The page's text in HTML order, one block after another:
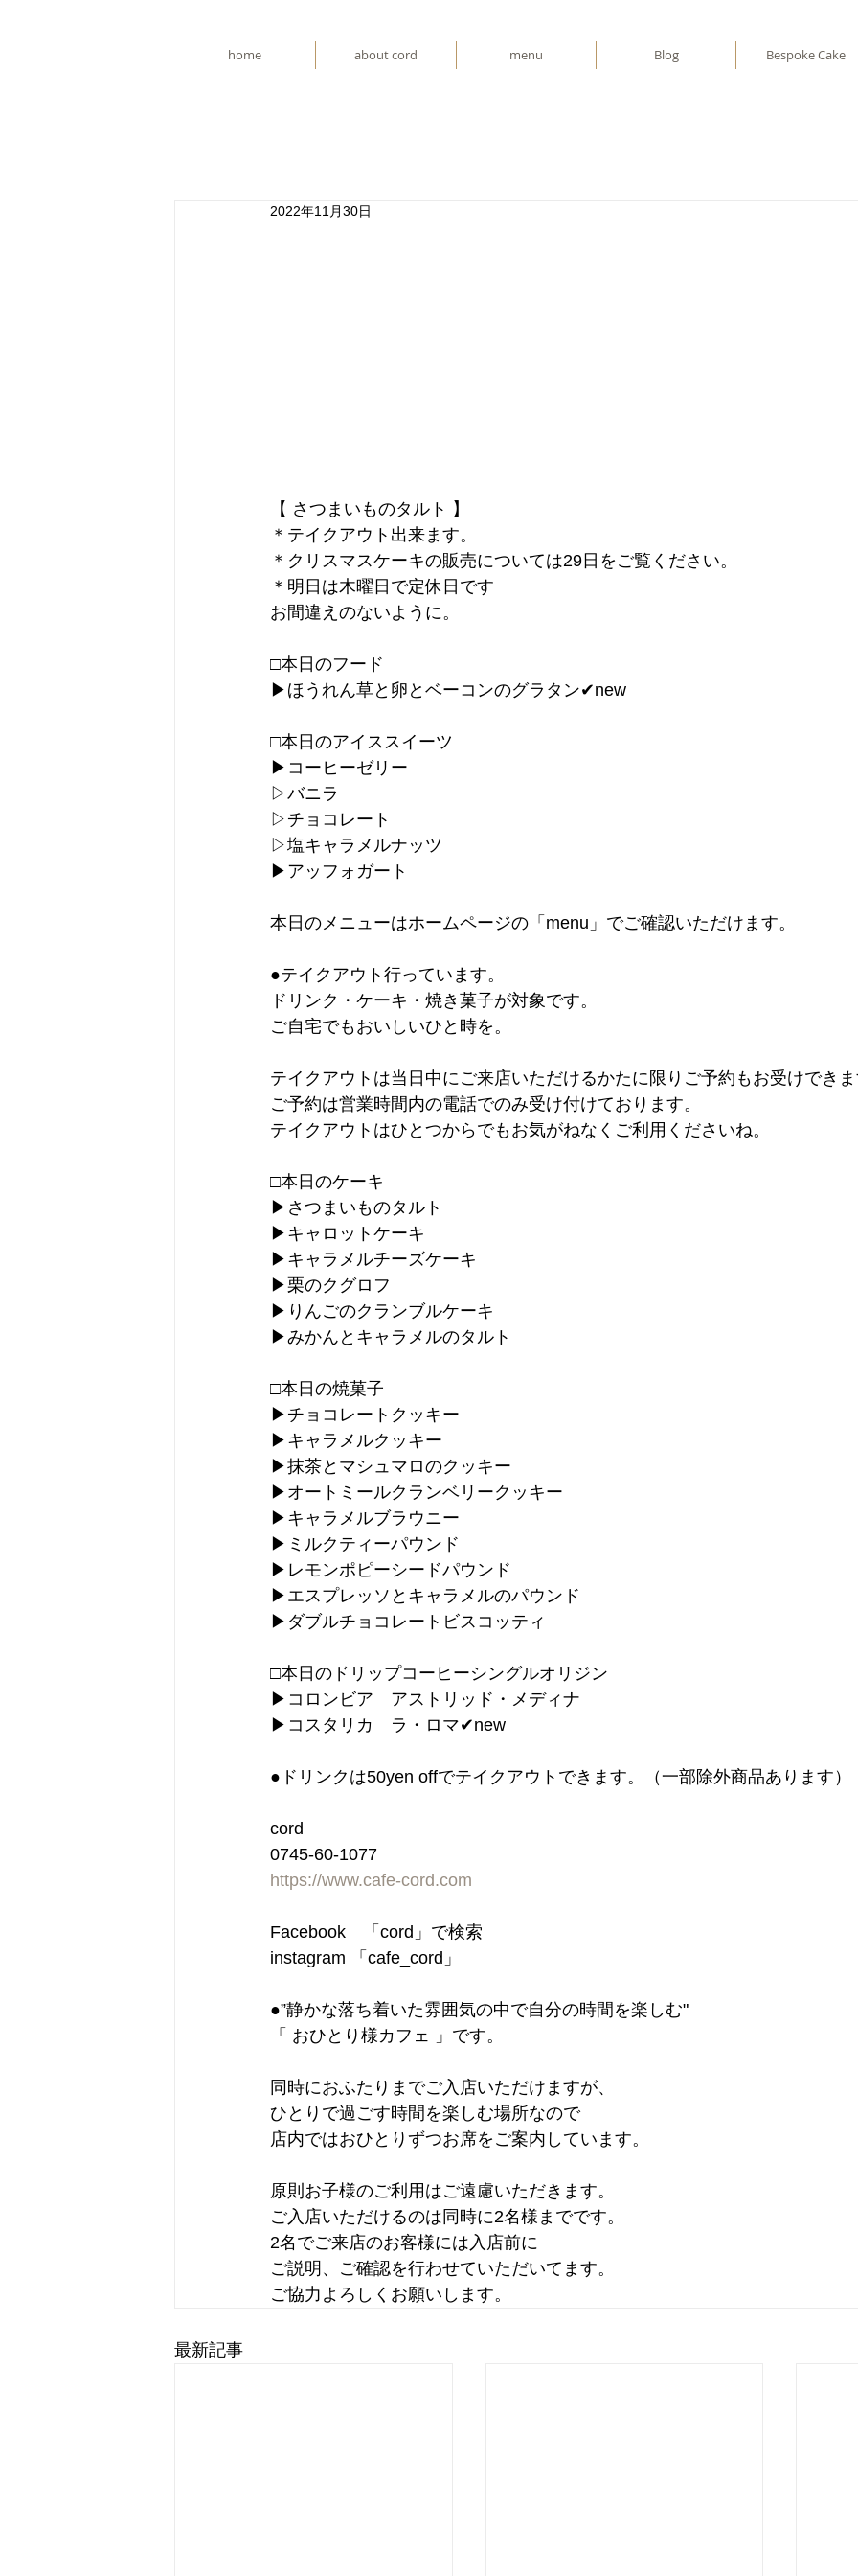
home about cord menu Blog Bespoke Cake
2022年11月30日
【 さつまいものタルト 】
＊テイクアウト出来ます。
＊クリスマスケーキの販売については29日をご覧ください。
＊明日は木曜日で定休日です
お間違えのないように。
□本日のフード
▶︎ほうれん草と卵とベーコンのグラタン✔︎new
□本日のアイススイーツ
▶︎コーヒーゼリー
▷バニラ
▷チョコレート
▷塩キャラメルナッツ
▶︎アッフォガート
本日のメニューはホームページの「menu」でご確認いただけます。
●テイクアウト行っています。
ドリンク・ケーキ・焼き菓子が対象です。
ご自宅でもおいしいひと時を。
テイクアウトは当日中にご来店いただけるかたに限りご予約もお受けでき
ご予約は営業時間内の電話でのみ受け付けております。
テイクアウトはひとつからでもお気がねなくご利用くださいね。
□本日のケーキ
▶︎さつまいものタルト
▶︎キャロットケーキ
▶︎キャラメルチーズケーキ
▶︎栗のクグロフ
▶︎りんごのクランブルケーキ
▶︎みかんとキャラメルのタルト
□本日の焼菓子
▶︎チョコレートクッキー
▶︎キャラメルクッキー
▶︎抹茶とマシュマロのクッキー
▶︎オートミールクランベリークッキー
▶︎キャラメルブラウニー
▶︎ミルクティーパウンド
▶︎レモンポピーシードパウンド
▶︎エスプレッソとキャラメルのパウンド
▶︎ダブルチョコレートビスコッティ
□本日のドリップコーヒーシングルオリジン
▶︎コロンビア　アストリッド・メディナ
▶︎コスタリカ　ラ・ロマ✔︎new
●ドリンクは50yen offでテイクアウトできます。（一部除外商品あります）
cord
0745-60-1077
https://www.cafe-cord.com
Facebook　「cord」で検索
instagram 「cafe_cord」
●”静かな落ち着いた雰囲気の中で自分の時間を楽しむ"
「 おひとり様カフェ 」です。
同時におふたりまでご入店いただけますが、
ひとりで過ごす時間を楽しむ場所なので
店内ではおひとりずつお席をご案内しています。
原則お子様のご利用はご遠慮いただきます。
ご入店いただけるのは同時に2名様までです。
2名でご来店のお客様には入店前に
ご説明、ご確認を行わせていただいてます。
ご協力よろしくお願いします。
最新記事